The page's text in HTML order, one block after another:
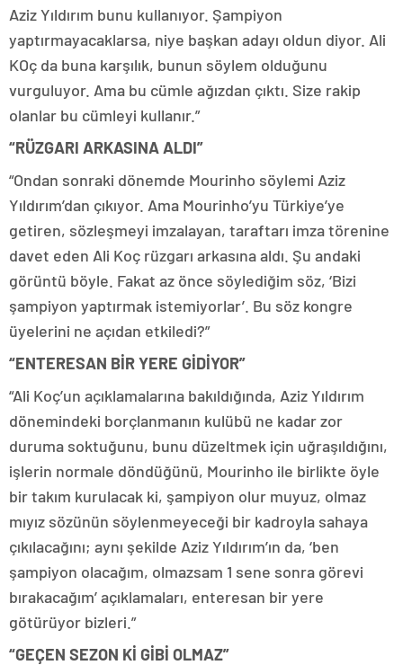
Aziz Yıldırım bunu kullanıyor. Şampiyon
yaptırmayacaklarsa, niye başkan adayı oldun diyor. Ali
KOç da buna karşılık, bunun söylem olduğunu
vurguluyor. Ama bu cümle ağızdan çıktı. Size rakip
olanlar bu cümleyi kullanır.”
“RÜZGARI ARKASINA ALDI”
“Ondan sonraki dönemde Mourinho söylemi Aziz
Yıldırım’dan çıkıyor. Ama Mourinho’yu Türkiye’ye
getiren, sözleşmeyi imzalayan, taraftarı imza törenine
davet eden Ali Koç rüzgarı arkasına aldı. Şu andaki
görüntü böyle. Fakat az önce söylediğim söz, ‘Bizi
şampiyon yaptırmak istemiyorlar’. Bu söz kongre
üyelerini ne açıdan etkiledi?”
“ENTERESAN BİR YERE GİDİYOR”
“Ali Koç’un açıklamalarına bakıldığında, Aziz Yıldırım
dönemindeki borçlanmanın kulübü ne kadar zor
duruma soktuğunu, bunu düzeltmek için uğraşıldığını,
işlerin normale döndüğünü, Mourinho ile birlikte öyle
bir takım kurulacak ki, şampiyon olur muyuz, olmaz
mıyız sözünün söylenmeyeceği bir kadroyla sahaya
çıkılacağını; aynı şekilde Aziz Yıldırım’ın da, ‘ben
şampiyon olacağım, olmazsam 1 sene sonra görevi
bırakacağım’ açıklamaları, enteresan bir yere
götürüyor bizleri.”
“GEÇEN SEZON Kİ GİBİ OLMAZ”